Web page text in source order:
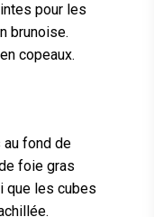
pour les
brunoise.
copeaux.
au fond de
foie gras
que les cubes